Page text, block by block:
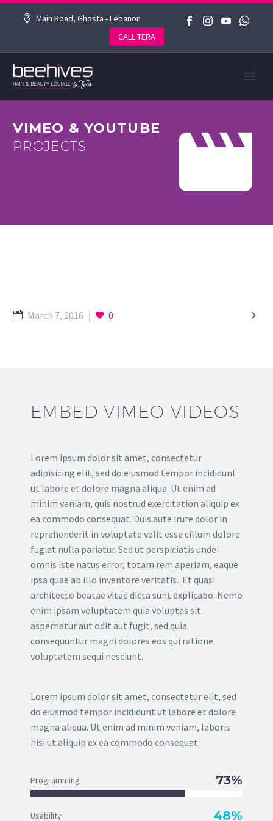
Main Road, Ghosta - Lebanon
CALL TERA


VIMEO & YOUTUBE
PROJECTS

March 7, 2016 0
EMBED VIMEO VIDEOS
Lorem ipsum dolor sit amet, consectetur
adipisicing elit, sed do eiusmod tempor incididunt
ut labore et dolore magna aliqua. Ut enim ad
minim veniam, quis nostrud exercitation aliquip ex
ea commodo consequat. Duis aute irure dolor in
reprehenderit in voluptate velit esse cillum dolore
fugiat nulla pariatur. Sed ut perspiciatis unde
omnis iste natus error, totam rem aperiam, eaque
ipsa quae ab illo inventore veritatis. Et quasi
architecto beatae vitae dicta sunt explicabo. Nemo
enim ipsam voluptatem quia voluptas sit
aspernatur aut odit aut fugit, sed quia
consequuntur magni dolores eos qui ratione
voluptatem sequi nesciunt.
Lorem ipsum dolor sit amet, consectetur elit, sed
do eiusmod tempor incididunt ut labore et dolore
magna aliqua. Ut enim ad minim veniam, laboris
nisi ut aliquip ex ea commodo consequat.
Programming 73%
Usability 48%